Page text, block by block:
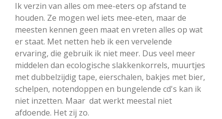
Ik verzin van alles om mee-eters op afstand te
houden. Ze mogen wel iets mee-eten, maar de
meesten kennen geen maat en vreten alles op wat
er staat. Met netten heb ik een vervelende
ervaring, die gebruik ik niet meer. Dus veel meer
middelen dan ecologische slakkenkorrels, muurtjes
met dubbelzijdig tape, eierschalen, bakjes met bier,
schelpen, notendoppen en bungelende cd's kan ik
niet inzetten. Maar dat werkt meestal niet
afdoende. Het zij zo.